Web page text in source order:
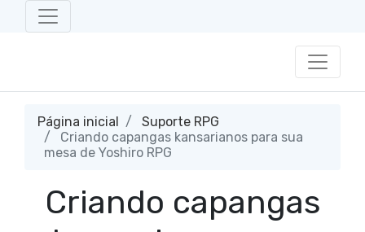
Página inicial
Suporte RPG
Criando capangas kansarianos para sua
mesa de Yoshiro RPG
Criando capangas